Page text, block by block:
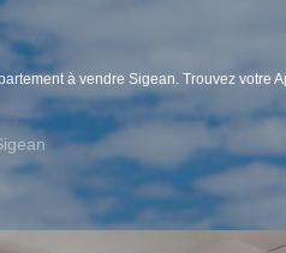
à vendre Sigean. Trouvez